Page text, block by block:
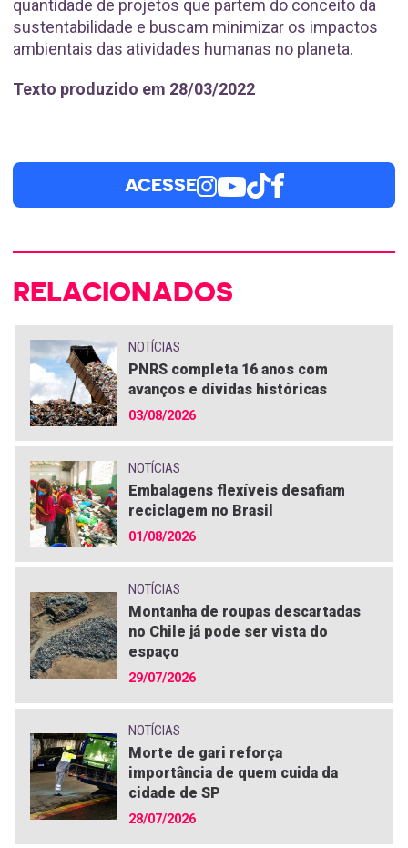
quantidade de projetos que partem do conceito da
sustentabilidade e buscam minimizar os impactos
ambientais das atividades humanas no planeta.
Texto produzido em 28/03/2022
ACESSE
RELACIONADOS
NOTÍCIAS
PNRS completa 16 anos com
avanços e dívidas históricas
03/08/2026
NOTÍCIAS
Embalagens flexíveis desafiam
reciclagem no Brasil
01/08/2026
NOTÍCIAS
Montanha de roupas descartadas
no Chile já pode ser vista do
espaço
29/07/2026
NOTÍCIAS
Morte de gari reforça
importância de quem cuida da
cidade de SP
28/07/2026